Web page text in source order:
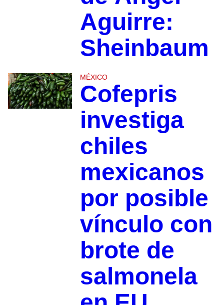
Aguirre:
Sheinbaum
MÉXICO
Cofepris
investiga
chiles
mexicanos
por posible
vínculo con
brote de
salmonela